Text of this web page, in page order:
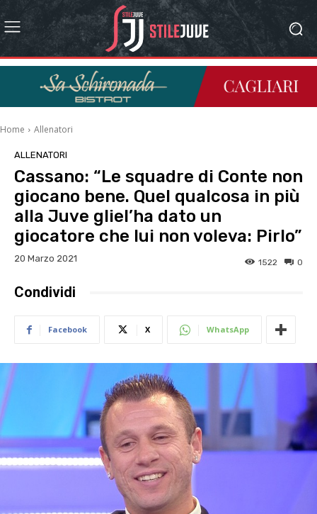
Home Allenatori
ALLENATORI
Cassano: “Le squadre di Conte non
giocano bene. Quel qualcosa in più
alla Juve gliel’ha dato un
giocatore che lui non voleva: Pirlo”
20 Marzo 2021 0
1522
Condividi
Facebook X WhatsApp